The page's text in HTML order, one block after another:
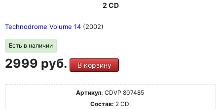
2 CD
Technodrome Volume 14 (2002)
Есть в наличии
2999 руб. В корзину
Артикул: CDVP 807485
Состав: 2 CD